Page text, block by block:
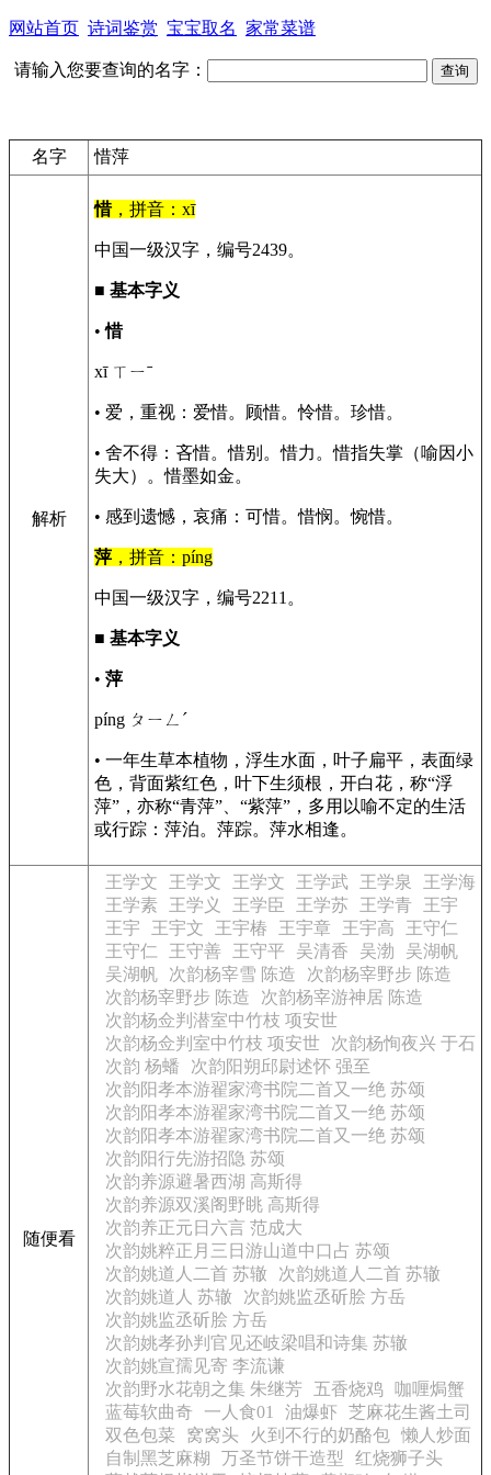
网站首页 诗词鉴赏 宝宝取名 家常菜谱
请输入您要查询的名字：
名字 惜萍
解析
惜，拼音：xī
中国一级汉字，编号2439。
■ 基本字义
•惜
xī ㄒㄧˉ
• 爱，重视：爱惜。顾惜。怜惜。珍惜。
• 舍不得：吝惜。惜别。惜力。惜指失掌（喻因小
失大）。惜墨如金。
• 感到遗憾，哀痛：可惜。惜悯。惋惜。
萍 ，拼音：píng
中国一级汉字，编号2211。
■ 基本字义
• 萍
píng ㄆㄧㄥˊ
• 一年生草本植物，浮生水面，叶子扁平，表面绿
色，背面紫红色，叶下生须根，开白花，称“浮
萍”，亦称“青萍”、“紫萍”，多用以喻不定的生活
或行踪：萍泊。萍踪。萍水相逢。
随便看
王学文 王学文 王学文 王学武 王学泉
王学海
王学素
王学义 王学臣 王学苏 王学青
王宇
王宇
王宇文 王宇椿 王宇章 王宇高
王守仁
王守仁
王守善 王守平 吴清香 吴渤
吴湖帆
吴湖帆
次韵杨宰雪 陈造
次韵杨宰野步 陈造
次韵杨宰野步 陈造
次韵杨宰游神居 陈造
次韵杨佥判潜室中竹枝 项安世
次韵杨佥判室中竹枝 项安世
次韵杨恂夜兴 于石
次韵 杨蟠
次韵阳朔邱尉述怀 强至
次韵阳孝本游翟家湾书院二首又一绝 苏颂
次韵阳孝本游翟家湾书院二首又一绝 苏颂
次韵阳孝本游翟家湾书院二首又一绝 苏颂
次韵阳行先游招隐 苏颂
次韵养源避暑西湖 高斯得
次韵养源双溪阁野眺 高斯得
次韵养正元日六言 范成大
次韵姚粹正月三日游山道中口占 苏颂
次韵姚道人二首 苏辙
次韵姚道人二首 苏辙
次韵姚道人 苏辙
次韵姚监丞斫脍 方岳
次韵姚监丞斫脍 方岳
次韵姚孝孙判官见还岐梁唱和诗集 苏辙
次韵姚宣孺见寄 李流谦
次韵野水花朝之集 朱继芳
五香烧鸡
咖喱焗蟹
蓝莓软曲奇
一人食01 油爆虾
芝麻花生酱土司
双色包菜
窝窝头 火到不行的奶酪包 懒人炒面
自制黑芝麻糊
万圣节饼干造型
红烧狮子头